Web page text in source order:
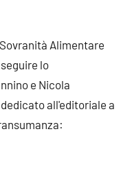
Alimentare
lo
e Nicola
all'editoriale a